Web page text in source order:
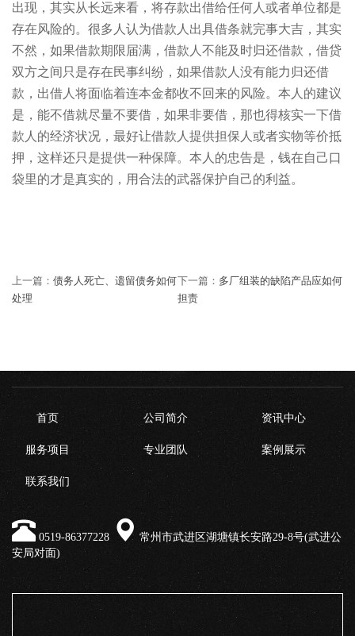
出现，其实从长远来看，将存款出借给任何人或者单位都是
存在风险的。很多人认为借款人出具借条就完事大吉，其实
不然，如果借款期限届满，借款人不能及时归还借款，借贷
双方之间只是存在民事纠纷，如果借款人没有能力归还借
款，出借人将面临着连本金都收不回来的风险。本人的建议
是，能不借就尽量不要借，如果非要借，那也得核实一下借
款人的经济状况，最好让借款人提供担保人或者实物等价抵
押，这样还只是提供一种保障。本人的忠告是，钱在自己口
袋里的才是真实的，用合法的武器保护自己的利益。
上一篇： 债务人死亡、遗留债务如何
处理
下一篇： 多厂组装的缺陷产品应如何
担责
首页 公司简介 资讯中心
服务项目 专业团队 案例展示
联系我们
0519-86377228
常州市武进区湖塘镇长安路29-8号(武进公
安局对面)